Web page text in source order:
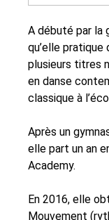
A débuté par la
qu’elle
plusieurs titres
en danse
classique à
Après un
elle part un an
Academy.
En 2016, elle
Mouvement